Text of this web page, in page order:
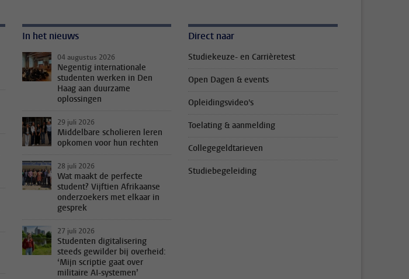
In het nieuws
04 augustus 2026
Negentig internationale
studenten werken in Den
Haag aan duurzame
oplossingen
29 juli 2026
Middelbare scholieren leren
opkomen voor hun rechten
28 juli 2026
Wat maakt de perfecte
student? Vijftien Afrikaanse
onderzoekers met elkaar in
gesprek
27 juli 2026
Studenten digitalisering
steeds gewilder bij overheid:
‘Mijn scriptie gaat over
militaire AI-systemen’
Direct naar
Studiekeuze- en Carrièretest
Open Dagen & events
Opleidingsvideo's
Toelating & aanmelding
Collegegeldtarieven
Studiebegeleiding